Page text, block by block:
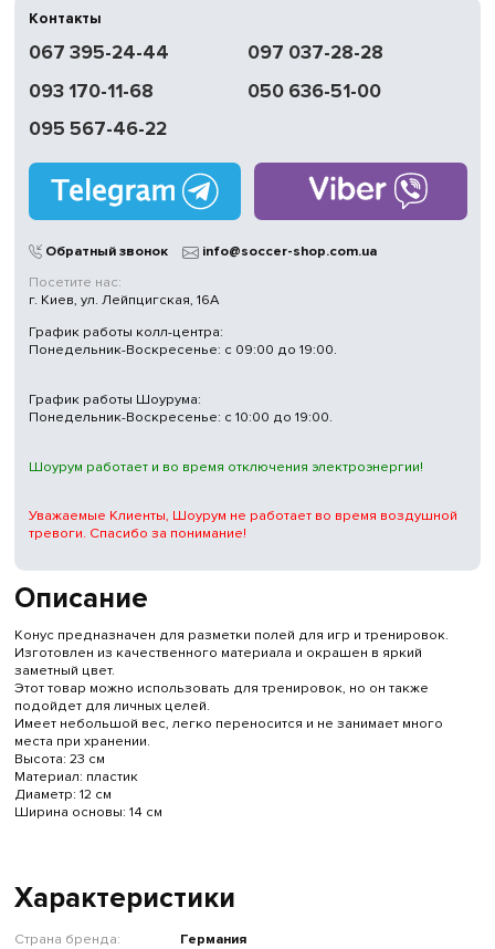
доставка
Обмен | Возвращение
без выходных
в Киеве
Описание
Конус предназначен для разметки полей для игр и тренировок.
Изготовлен из качественного материала и окрашен в яркий
заметный цвет.
Этот товар можно использовать для тренировок, но он также
подойдет для личных целей.
Имеет небольшой вес, легко переносится и не занимает много
места при хранении.
Высота: 23 см
Материал: пластик
Диаметр: 12 см
Ширина основы: 14 см
Характеристики
Страна бренда:
Германия
Контакты
067 395-24-44
097 037-28-28
093 170-11-68
050 636-51-00
095 567-46-22
Обратный звонок
info@soccer-shop.com.ua
Посетите нас:
г. Киев, ул. Лейпцигская, 16А
График работы колл-центра:
Понедельник-Воскресенье: с 09:00 до 19:00.
График работы Шоурума:
Понедельник-Воскресенье: с 10:00 до 19:00.
Шоурум работает и во время отключения электроэнергии!
Уважаемые Клиенты, Шоурум не работает во время воздушной
тревоги. Спасибо за понимание!